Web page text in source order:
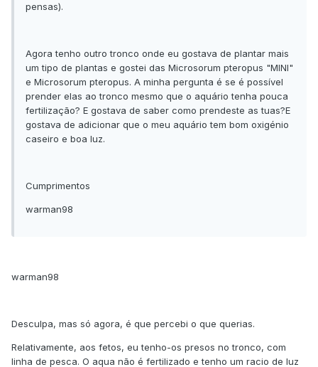
pensas).
Agora tenho outro tronco onde eu gostava de plantar mais
um tipo de plantas e gostei das Microsorum pteropus "MINI"
e Microsorum pteropus. A minha pergunta é se é possível
prender elas ao tronco mesmo que o aquário tenha pouca
fertilização? E gostava de saber como prendeste as tuas?E
gostava de adicionar que o meu aquário tem bom oxigénio
caseiro e boa luz.
Cumprimentos
warman98
warman98
Desculpa, mas só agora, é que percebi o que querias.
Relativamente, aos fetos, eu tenho-os presos no tronco, com
linha de pesca. O aqua não é fertilizado e tenho um racio de luz